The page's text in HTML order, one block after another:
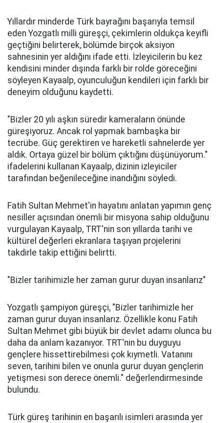
Yıllardır minderde Türk bayrağını başarıyla temsil
eden Yozgatlı milli güreşçi, çekimlerin oldukça keyifli
geçtiğini belirterek, bölümde birçok aksiyon
sahnesinin yer aldığını ifade etti. İzleyicilerin bu kez
kendisini minder dışında farklı bir rolde göreceğini
söyleyen Kayaalp, oyunculuğun kendileri için farklı bir
deneyim olduğunu kaydetti.
"Bizler 20 yılı aşkın süredir kameraların önünde
güreşiyoruz. Ancak rol yapmak bambaşka bir
tecrübe. Güç gerektiren ve hareketli sahnelerde yer
aldık. Ortaya güzel bir bölüm çıktığını düşünüyorum."
ifadelerini kullanan Kayaalp, dizinin izleyiciler
tarafından beğenileceğine inandığını söyledi.
Fatih Sultan Mehmet'in hayatını anlatan yapımın genç
nesiller açısından önemli bir misyona sahip olduğunu
vurgulayan Kayaalp, TRT'nin son yıllarda tarihi ve
kültürel değerleri ekranlara taşıyan projelerini
takdirle takip ettiğini belirtti.
"Bizler tarihimizle her zaman gurur duyan insanlarız"
Yozgatlı şampiyon güreşçi, "Bizler tarihimizle her
zaman gurur duyan insanlarız. Özellikle konu Fatih
Sultan Mehmet gibi büyük bir devlet adamı olunca bu
daha da anlam kazanıyor. TRT'nin bu duyguyu
gençlere hissettirebilmesi çok kıymetli. Vatanını
seven, tarihini bilen ve onunla gurur duyan gençlerin
yetişmesi son derece önemli." değerlendirmesinde
bulundu.
Türk güreş tarihinin en başarılı isimleri arasında yer